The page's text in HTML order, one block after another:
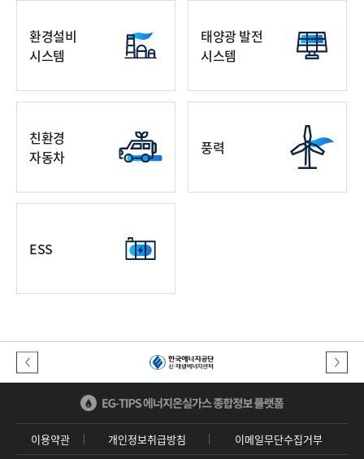
환경설비
시스템
태양광 발전
시스템
친환경
자동차
풍력
ESS
이용약관 개인정보취급방침 이메일무단수집거부